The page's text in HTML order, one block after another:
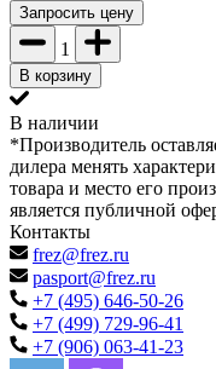
Запросить цену
1
В корзину
В наличии
*Производитель
дилера менять
товара и место его
является публичной
Контакты
frez@frez.ru
pasport@frez.ru
+7 (495) 646-50-26
+7 (499) 729-96-41
+7 (906) 063-41-23